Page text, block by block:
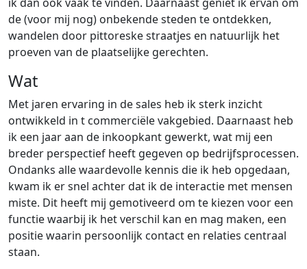
de (voor mij nog) onbekende steden te ontdekken,
wandelen door pittoreske straatjes en natuurlijk het
proeven van de plaatselijke gerechten.
Wat
Met jaren ervaring in de sales heb ik sterk inzicht
ontwikkeld in t commerciële vakgebied. Daarnaast heb
ik een jaar aan de inkoopkant gewerkt, wat mij een
breder perspectief heeft gegeven op bedrijfsprocessen.
Ondanks alle waardevolle kennis die ik heb opgedaan,
kwam ik er snel achter dat ik de interactie met mensen
miste. Dit heeft mij gemotiveerd om te kiezen voor een
functie waarbij ik het verschil kan en mag maken, een
positie waarin persoonlijk contact en relaties centraal
staan.